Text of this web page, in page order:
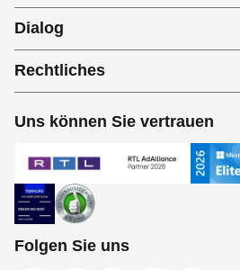
Dialog
Rechtliches
Uns können Sie vertrauen
Folgen Sie uns